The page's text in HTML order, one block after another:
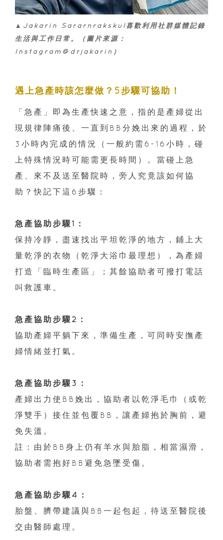
▲Jakarin Sararnrakskul喜歡利用社群媒體記錄
生活與工作日常。（圖片來源：
Instagram@drjakarin）
遇上急產時該怎麼做？5步驟可協助！
「急產」即為生產快速之意，指的是產婦從出
現規律陣痛後、一直到BB分娩出來的過程，於
3小時內完成的情況（一般約需6-16小時，碰
上特殊情況時可能需更長時間）。當碰上急
產、來不及送至醫院時，旁人究竟該如何協
助？快記下這6步驟：
急產協助步驟1：
保持冷靜，盡速找出平坦乾淨的地方，鋪上大
量乾淨的衣物（乾淨大浴巾最理想），為產婦
打造「臨時生產區」；其餘協助者可撥打電話
叫救護車。
急產協助步驟2：
協助產婦平躺下來，準備生產，可同時安撫產
婦情緒並打氣。
急產協助步驟3：
產婦出力使BB娩出，協助者以乾淨毛巾（或乾
淨雙手）接住並包覆BB，讓產婦抱於胸前，避
免失溫。
註：由於BB身上仍有羊水與胎脂，相當濕滑，
協助者需抱好BB避免急墜受傷。
急產協助步驟4：
胎盤、臍帶建議與BB一起包起，待送至醫院後
交由醫師處理。